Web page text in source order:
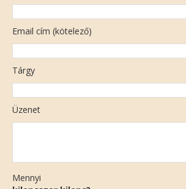
Email cím (kötelező)
Tárgy
Üzenet
Mennyi